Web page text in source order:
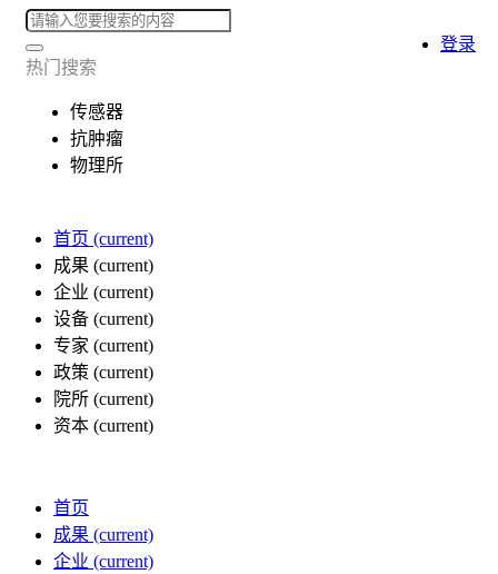
热门搜索
传感器
抗肿瘤
物理所
首页 (current)
成果 (current)
企业 (current)
设备 (current)
专家 (current)
政策 (current)
院所 (current)
资本 (current)
登录
首页
成果 (current)
企业 (current)